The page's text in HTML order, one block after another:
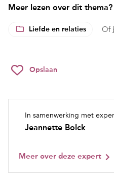
Meer lezen over dit thema?
Liefde en relaties Of
Opslaan
In samenwerking met
Jeannette Bolck
Meer over deze expert